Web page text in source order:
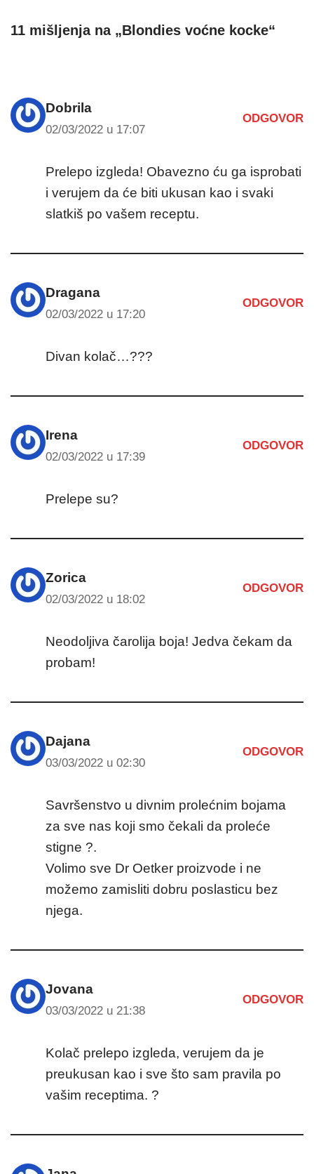
11 mišljenja na „Blondies voćne kocke“
Dobrila
02/03/2022 u 17:07
ODGOVOR
Prelepo izgleda! Obavezno ću ga isprobati
i verujem da će biti ukusan kao i svaki
slatkiš po vašem receptu.
Dragana
02/03/2022 u 17:20
ODGOVOR
Divan kolač…???
Irena
02/03/2022 u 17:39
ODGOVOR
Prelepe su?
Zorica
02/03/2022 u 18:02
ODGOVOR
Neodoljiva čarolija boja! Jedva čekam da
probam!
Dajana
03/03/2022 u 02:30
ODGOVOR
Savršenstvo u divnim prolećnim bojama
za sve nas koji smo čekali da proleće
stigne ?.
Volimo sve Dr Oetker proizvode i ne
možemo zamisliti dobru poslasticu bez
njega.
Jovana
03/03/2022 u 21:38
ODGOVOR
Kolač prelepo izgleda, verujem da je
preukusan kao i sve što sam pravila po
vašim receptima. ?